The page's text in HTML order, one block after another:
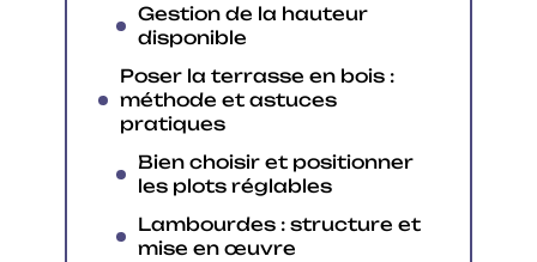
Gestion de la hauteur
disponible
Poser la terrasse en bois :
méthode et astuces
pratiques
Bien choisir et positionner
les plots réglables
Lambourdes : structure et
mise en œuvre